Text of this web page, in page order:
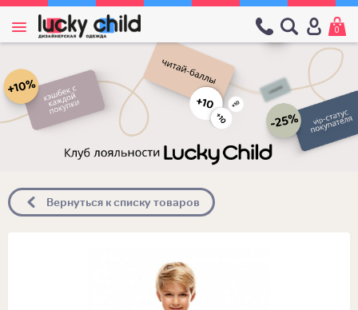
0
Вернуться к списку товаров